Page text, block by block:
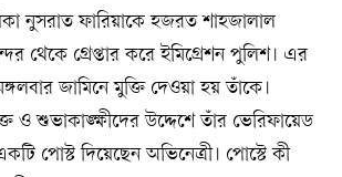
নুসরাত ফারিয়াকে হজরত শাহজালাল
থেকে গ্রেপ্তার করে ইমিগ্রেশন পুলিশ। এর
জামিনে মুক্তি দেওয়া হয় তাঁকে।
ও শুভাকাঙ্ক্ষীদের উদ্দেশে তাঁর ভেরিফায়েড
পোস্ট দিয়েছেন অভিনেত্রী। পোস্টে কী